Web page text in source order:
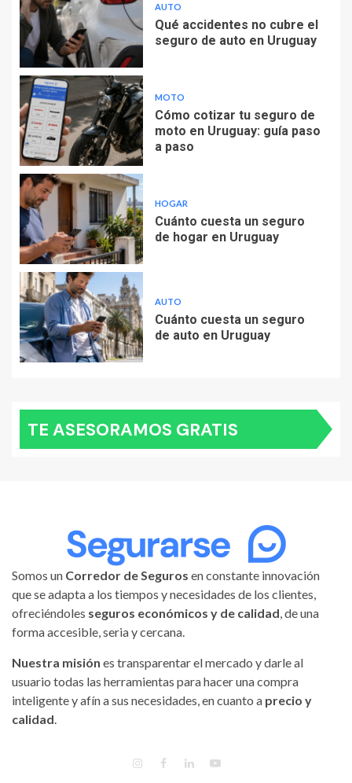
AUTO
Qué accidentes no cubre el
seguro de auto en Uruguay
MOTO
Cómo cotizar tu seguro de
moto en Uruguay: guía paso
a paso
HOGAR
Cuánto cuesta un seguro
de hogar en Uruguay
AUTO
Cuánto cuesta un seguro
de auto en Uruguay
TE ASESORAMOS GRATIS
Somos un Corredor de Seguros en constante innovación
que se adapta a los tiempos y necesidades de los clientes,
ofreciéndoles seguros económicos y de calidad, de una
forma accesible, seria y cercana.
Nuestra misión es transparentar el mercado y darle al
usuario todas las herramientas para hacer una compra
inteligente y afín a sus necesidades, en cuanto a precio y
calidad.
INSTAGRAM
FACEBOOK
LINKEDIN
YOUTUBE